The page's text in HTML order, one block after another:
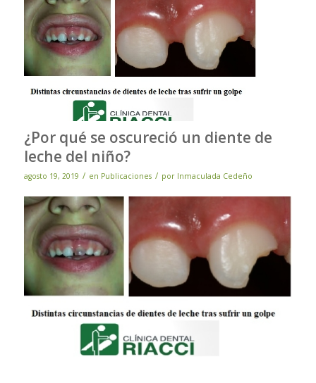
¿Por qué se oscureció un diente de
leche del niño?
agosto 19, 2019 / en Publicaciones / por Inmaculada Cedeño